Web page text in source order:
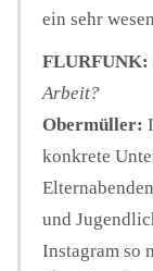
ein sehr
FLURFUNK:
Arbeit?
Obermüller:
konkrete
und
Instagram so